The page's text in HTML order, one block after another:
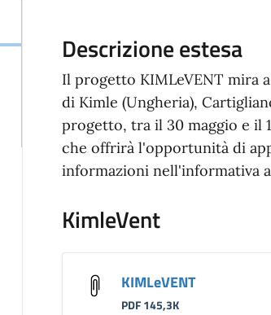
Descrizione estesa
Il progetto KIMLeVENT mira
di Kimle (Ungheria),
progetto, tra il 30 maggio e il
che offrirà l'opportunità di
informazioni nell'informativa
KimleVent
KIMLeVENT
PDF 145,3K